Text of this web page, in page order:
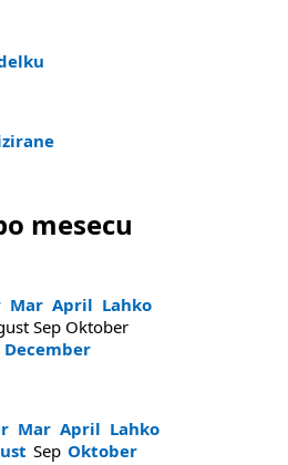
mesecu
Mar April Lahko
Sep Oktober
December
Mar April Lahko
Sep Oktober